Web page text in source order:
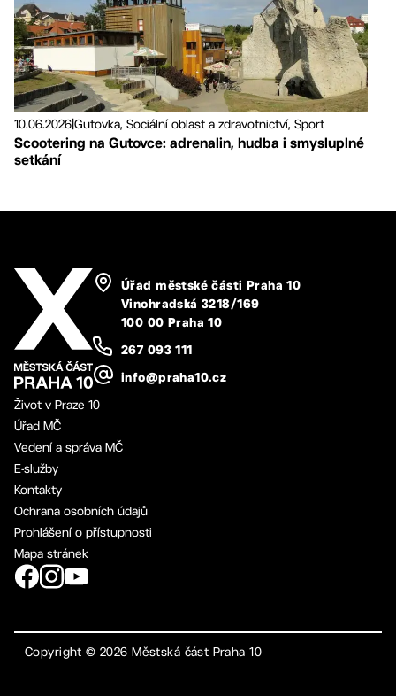
10.06.2026Gutovka, Sociální oblast a zdravotnictví, Sport
Scootering na Gutovce: adrenalin, hudba i smysluplné
setkání
Úřad městské části Praha 10
Vinohradská 3218/169
100 00 Praha 10
267 093 111
info@praha10.cz
Život v Praze 10
Úřad MČ
Vedení a správa MČ
E-služby
Kontakty
Ochrana osobních údajů
Prohlášení o přístupnosti
Mapa stránek
Copyright ©2026 Městská část Praha 10